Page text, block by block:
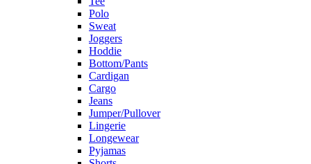
Polo
Sweat
Joggers
Hoddie
Bottom/Pants
Cardigan
Cargo
Jeans
Jumper/Pullover
Lingerie
Longewear
Pyjamas